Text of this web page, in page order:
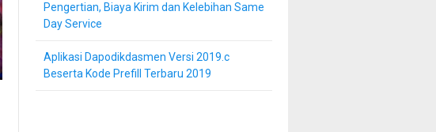
Pengertian, Biaya Kirim dan Kelebihan Same
Day Service
Aplikasi Dapodikdasmen Versi 2019.c
Beserta Kode Prefill Terbaru 2019